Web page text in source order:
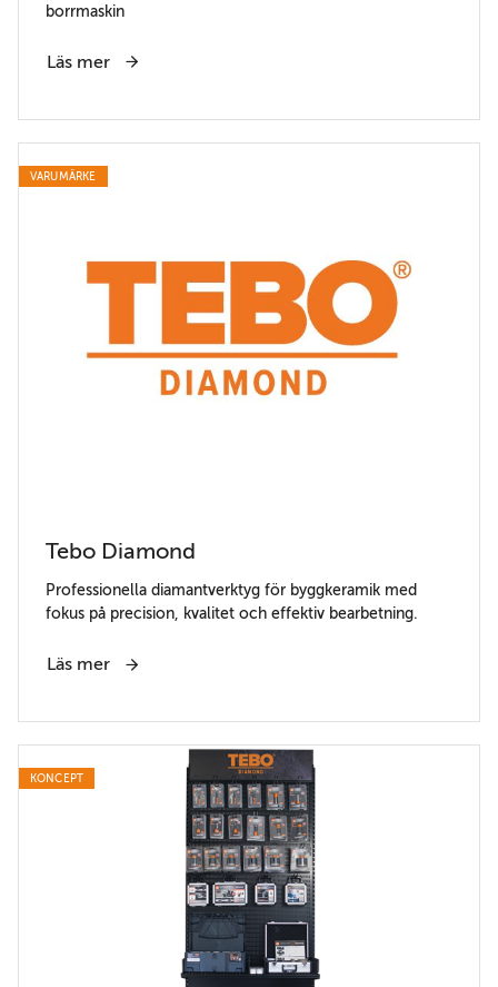
borrmaskin
Läs mer
VARUMÄRKE
Tebo Diamond
Professionella diamantverktyg för byggkeramik med
fokus på precision, kvalitet och effektiv bearbetning.
Läs mer
KONCEPT